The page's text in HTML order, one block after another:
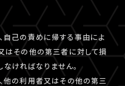
自己の責めに帰する事由によ
又はその他の第三者に対して損
ければなりません。
他の利用者又はその他の第三